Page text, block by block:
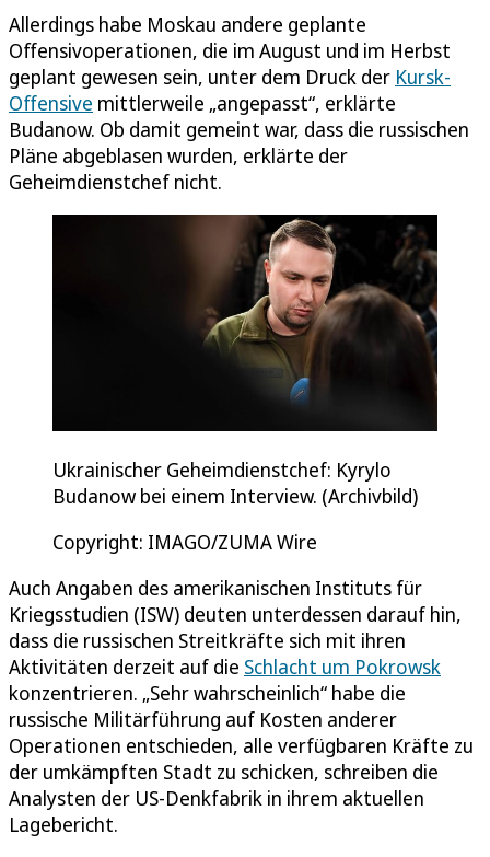
Allerdings habe Moskau andere geplante
Offensivoperationen, die im August und im Herbst
geplant gewesen sein, unter dem Druck der Kursk-
Offensive mittlerweile „angepasst“, erklärte
Budanow. Ob damit gemeint war, dass die russischen
Pläne abgeblasen wurden, erklärte der
Geheimdienstchef nicht.
Ukrainischer Geheimdienstchef: Kyrylo
Budanow bei einem Interview. (Archivbild)
Copyright: IMAGO/ZUMA Wire
Auch Angaben des amerikanischen Instituts für
Kriegsstudien (ISW) deuten unterdessen darauf hin,
dass die russischen Streitkräfte sich mit ihren
Aktivitäten derzeit auf die Schlacht um Pokrowsk
konzentrieren. „Sehr wahrscheinlich“ habe die
russische Militärführung auf Kosten anderer
Operationen entschieden, alle verfügbaren Kräfte zu
der umkämpften Stadt zu schicken, schreiben die
Analysten der US-Denkfabrik in ihrem aktuellen
Lagebericht.